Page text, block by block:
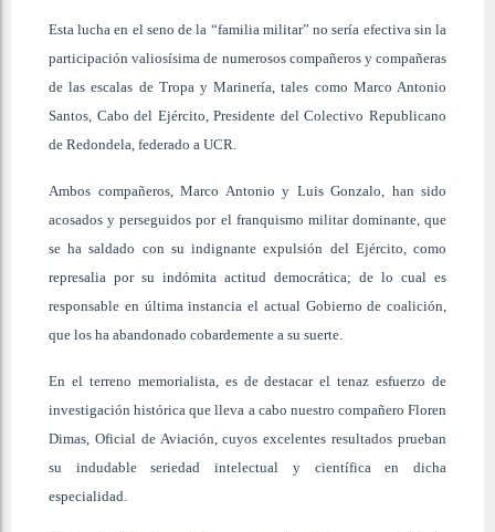
Esta lucha en el seno de la “familia militar” no sería efectiva sin la
participación valiosísima de numerosos compañeros y compañeras
de las escalas de Tropa y Marinería, tales como Marco Antonio
Santos, Cabo del Ejército, Presidente del Colectivo Republicano
de Redondela, federado a UCR.
Ambos compañeros, Marco Antonio y Luis Gonzalo, han sido
acosados y perseguidos por el franquismo militar dominante, que
se ha saldado con su indignante expulsión del Ejército, como
represalia por su indómita actitud democrática; de lo cual es
responsable en última instancia el actual Gobierno de coalición,
que los ha abandonado cobardemente a su suerte.
En el terreno memorialista, es de destacar el tenaz esfuerzo de
investigación histórica que lleva a cabo nuestro compañero Floren
Dimas, Oficial de Aviación, cuyos excelentes resultados prueban
su indudable seriedad intelectual y científica en dicha
especialidad.